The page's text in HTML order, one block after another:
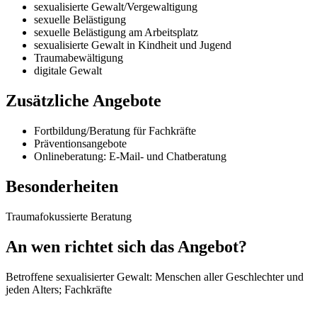
sexualisierte Gewalt/Vergewaltigung
sexuelle Belästigung
sexuelle Belästigung am Arbeitsplatz
sexualisierte Gewalt in Kindheit und Jugend
Traumabewältigung
digitale Gewalt
Zusätzliche Angebote
Fortbildung/Beratung für Fachkräfte
Präventionsangebote
Onlineberatung: E-Mail- und Chatberatung
Besonderheiten
Traumafokussierte Beratung
An wen richtet sich das Angebot?
Betroffene sexualisierter Gewalt: Menschen aller Geschlechter und
jeden Alters; Fachkräfte